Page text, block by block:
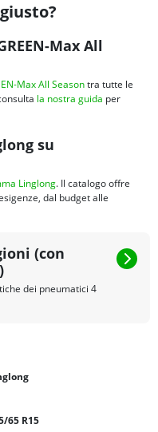
Max All
Max All Seasontra tutte le
la nostra guida per
su
Linglong. Il catalogo offre
dal budget alle
(con
dei pneumatici 4
65 R15